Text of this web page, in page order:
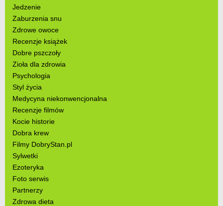
Jedzenie
Zaburzenia snu
Zdrowe owoce
Recenzje książek
Dobre pszczoły
Zioła dla zdrowia
Psychologia
Styl życia
Medycyna niekonwencjonalna
Recenzje filmów
Kocie historie
Dobra krew
Filmy DobryStan.pl
Sylwetki
Ezoteryka
Foto serwis
Partnerzy
Zdrowa dieta